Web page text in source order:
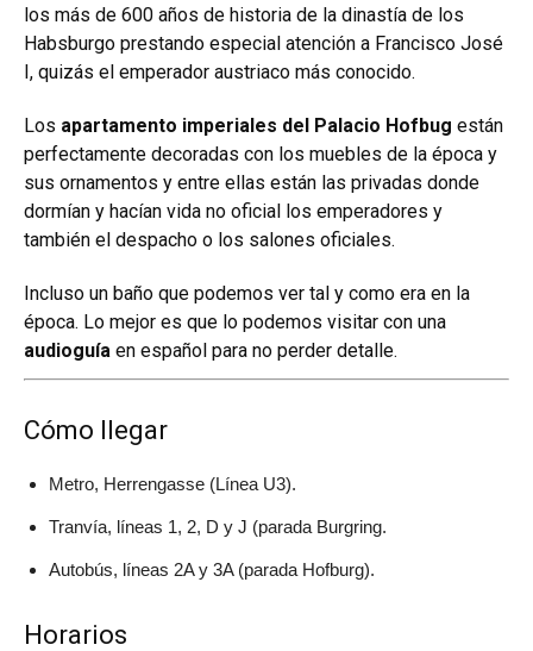
los más de 600 años de historia de la dinastía de los
Habsburgo prestando especial atención a Francisco José
I, quizás el emperador austriaco más conocido.
Los apartamento imperiales del Palacio Hofbug están
perfectamente decoradas con los muebles de la época y
sus ornamentos y entre ellas están las privadas donde
dormían y hacían vida no oficial los emperadores y
también el despacho o los salones oficiales.
Incluso un baño que podemos ver tal y como era en la
época. Lo mejor es que lo podemos visitar con una
audioguía en español para no perder detalle.
Cómo llegar
Metro, Herrengasse (Línea U3).
Tranvía, líneas 1, 2, D y J (parada Burgring.
Autobús, líneas 2A y 3A (parada Hofburg).
Horarios